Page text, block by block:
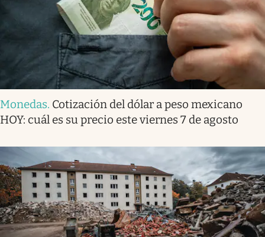
Monedas. Cotización del dólar a peso mexicano
HOY: cuál es su precio este viernes 7 de agosto